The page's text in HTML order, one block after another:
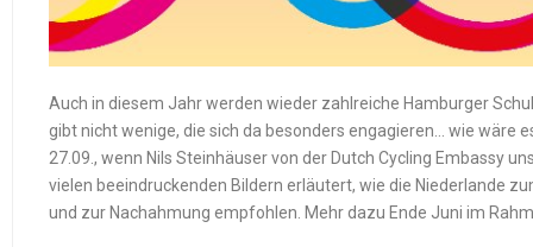
Auch in diesem Jahr werden wieder zahlreiche Hamburger
gibt nicht wenige, die sich da besonders engagieren… wie wäre
27.09., wenn Nils Steinhäuser von der Dutch Cycling Embassy
vielen beeindruckenden Bildern erläutert, wie die Niederlande
und zur Nachahmung empfohlen. Mehr dazu Ende Juni im